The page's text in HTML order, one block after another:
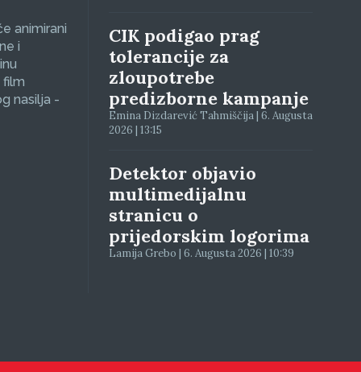
animirani
i
film
nasilja -
CIK podigao prag
tolerancije za
zloupotrebe
predizborne kampanje
Emina Dizdarević Tahmiščija | 6. Augusta
2026 | 13:15
Detektor objavio
multimedijalnu
stranicu o
prijedorskim logorima
Lamija Grebo | 6. Augusta 2026 | 10:39